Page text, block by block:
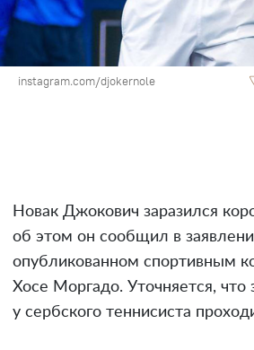
instagram.com/djokernole
Новак Джокович заразился
об этом он сообщил в
опубликованном спортивным
Хосе Моргадо. Уточняется, что
у сербского теннисиста